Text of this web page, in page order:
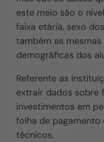
este meio são o
faixa etária, sexo
também as
demográficas dos
Referente as
extrair dados sobre
investimentos em
folha de
técnicos.